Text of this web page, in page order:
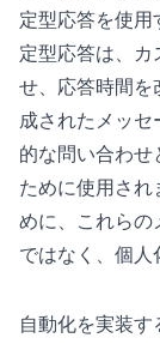
定型応答を使用
定型応答は、カ
せ、応答時間を
成されたメッ
的な問い合わせ
ために使用され
めに、これらの
ではなく、個人
自動化を実装す